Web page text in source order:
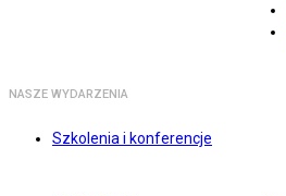
NASZE WYDARZENIA
Szkolenia i konferencje